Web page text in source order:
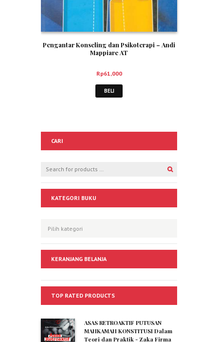
Pengantar Konseling dan Psikoterapi – Andi
Mappiare AT
Rp61,000
BELI
CARI
KATEGORI BUKU
KERANJANG BELANJA
TOP RATED PRODUCTS
ASAS RETROAKTIF PUTUSAN
MAHKAMAH KONSTITUSI Dalam
Teori dan Praktik - Zaka Firma